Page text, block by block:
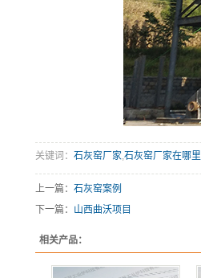
关键词： 石灰窑厂家,石灰窑厂家在哪里
上一篇： 石灰窑案例
下一篇： 山西曲沃项目
相关产品：